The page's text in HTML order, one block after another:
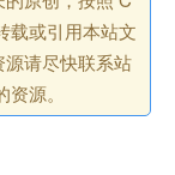
载或引用本站文
请尽快联系站
源。